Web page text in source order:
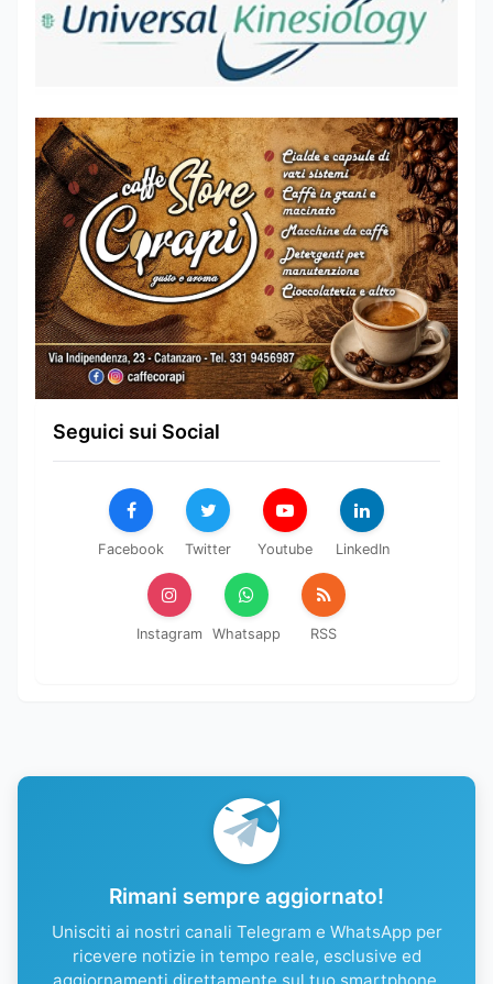
Seguici sui Social
Facebook Twitter Youtube LinkedIn
Instagram Whatsapp RSS
Rimani sempre aggiornato!
Unisciti ai nostri canali Telegram e WhatsApp per
ricevere notizie in tempo reale, esclusive ed